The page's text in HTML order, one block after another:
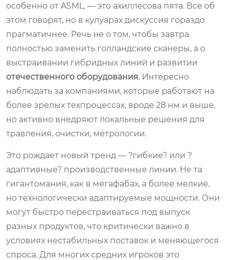
особенно от ASML, — это ахиллесова пята. Все об
этом говорят, но в кулуарах дискуссия гораздо
прагматичнее. Речь не о том, чтобы завтра
полностью заменить голландские сканеры, а о
выстраивании гибридных линий и развитии
отечественного оборудования. Интересно
наблюдать за компаниями, которые работают на
более зрелых техпроцессах, вроде 28 нм и выше,
но активно внедряют локальные решения для
травления, очистки, метрологии.
Это рождает новый тренд — ?гибкие? или ?
адаптивные? производственные линии. Не та
гигантомания, как в мегафабах, а более мелкие,
но технологически адаптируемые мощности. Они
могут быстро перестраиваться под выпуск
разных продуктов, что критически важно в
условиях нестабильных поставок и меняющегося
спроса. Для многих средних игроков это